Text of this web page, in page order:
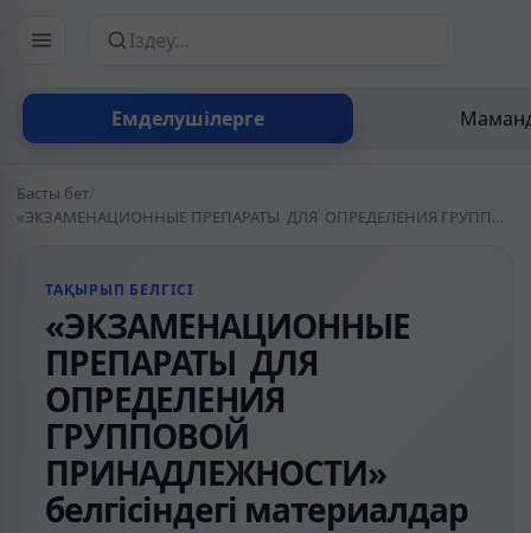
Емделушілерге
Сайттан іздеу
Басты бет/
«ЭКЗАМЕНАЦИОННЫЕ ПРЕПАРАТЫ ДЛЯ ОПРЕДЕЛЕНИЯ ГРУППОВОЙ ПРИНАДЛЕЖНОСТИ» белгісіндегі материалдар
ТАҚЫРЫП БЕЛГІСІ
«ЭКЗАМЕНАЦИОННЫЕ
ПРЕПАРАТЫ ДЛЯ
ОПРЕДЕЛЕНИЯ
ГРУППОВОЙ
ПРИНАДЛЕЖНОСТИ»
белгісіндегі материалдар